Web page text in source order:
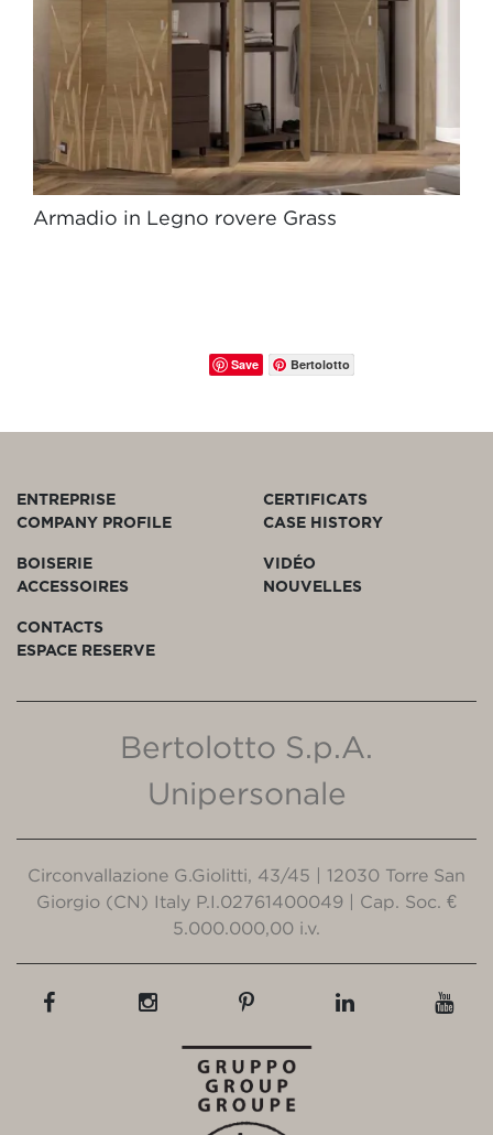
Armadio in Legno rovere Grass
Save Bertolotto
ENTREPRISE
COMPANY PROFILE
CERTIFICATS
CASE HISTORY
BOISERIE
ACCESSOIRES
VIDÉO
NOUVELLES
CONTACTS
ESPACE RESERVE
Bertolotto S.p.A.
Unipersonale
Circonvallazione G.Giolitti, 43/45 | 12030 Torre San
Giorgio (CN) Italy P.I.02761400049 | Cap. Soc. €
5.000.000,00 i.v.